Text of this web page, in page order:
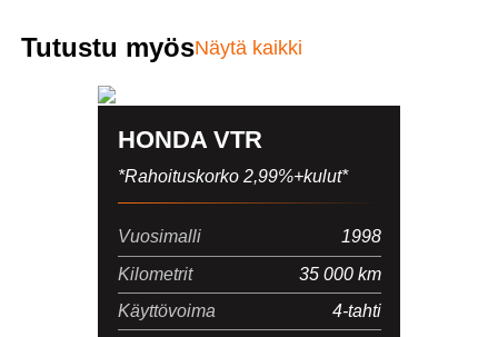
Rekisterinumero
Tutustu myösNäytä kaikki
HONDA VTR
*Rahoituskorko 2,99%+kulut*
Vuosimalli
1998
Kilometrit
35 000 km
Käyttövoima
4-tahti